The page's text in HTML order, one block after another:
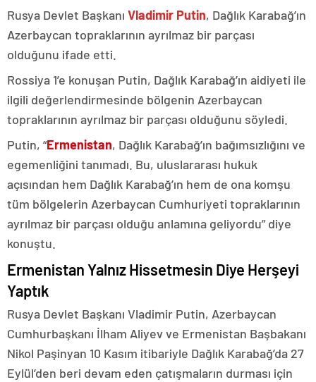
Rusya Devlet Başkanı Vladimir Putin, Dağlık Karabağ’ın
Azerbaycan topraklarının ayrılmaz bir parçası
olduğunu ifade etti.
Rossiya 1’e konuşan Putin, Dağlık Karabağ’ın aidiyeti ile
ilgili değerlendirmesinde bölgenin Azerbaycan
topraklarının ayrılmaz bir parçası olduğunu söyledi.
Putin, “Ermenistan, Dağlık Karabağ’ın bağımsızlığını ve
egemenliğini tanımadı. Bu, uluslararası hukuk
açısından hem Dağlık Karabağ’ın hem de ona komşu
tüm bölgelerin Azerbaycan Cumhuriyeti topraklarının
ayrılmaz bir parçası olduğu anlamına geliyordu” diye
konuştu.
Ermenistan Yalnız Hissetmesin Diye Herşeyi
Yaptık
Rusya Devlet Başkanı Vladimir Putin, Azerbaycan
Cumhurbaşkanı İlham Aliyev ve Ermenistan Başbakanı
Nikol Paşinyan 10 Kasım itibariyle Dağlık Karabağ’da 27
Eylül’den beri devam eden çatışmaların durması için